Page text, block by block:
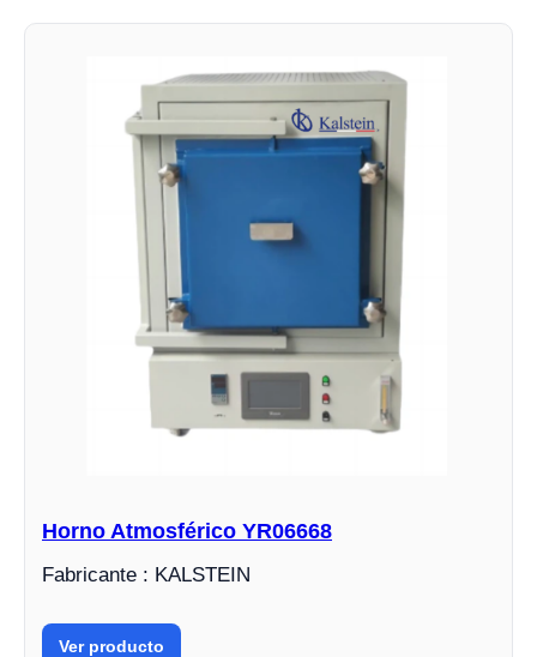
Horno Atmosférico YR06668
Fabricante : KALSTEIN
Ver producto